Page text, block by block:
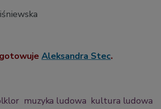
Aleksandra Stec.
muzyka ludowa kultura ludowa